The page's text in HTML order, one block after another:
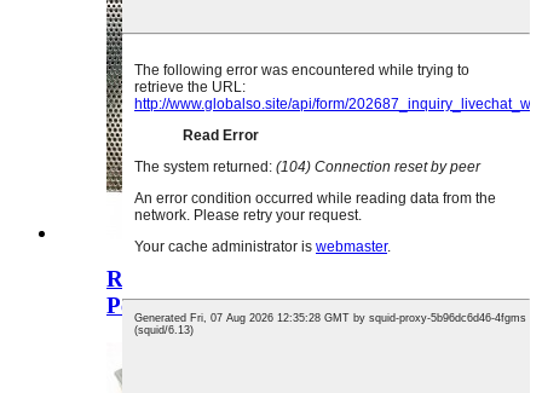
Round Hole Grutte 0.2 mm
Perforated Metal Top sel ...